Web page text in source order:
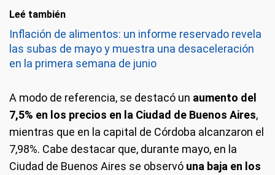
Leé también
Inflación de alimentos: un informe reservado revela
las subas de mayo y muestra una desaceleración
en la primera semana de junio
A modo de referencia, se destacó un aumento del
7,5% en los precios en la Ciudad de Buenos Aires,
mientras que en la capital de Córdoba alcanzaron el
7,98%. Cabe destacar que, durante mayo, en la
Ciudad de Buenos Aires se observó una baja en los